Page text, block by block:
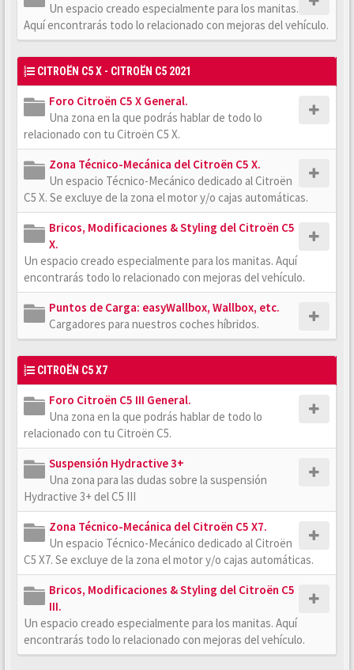
Un espacio creado especialmente para los manitas.
Aquí encontrarás todo lo relacionado con mejoras del vehículo.
CITROËN C5 X - CITROËN C5 2021
Foro Citroën C5 X General.
Una zona en la que podrás hablar de todo lo
relacionado con tu Citroën C5 X.
Zona Técnico-Mecánica del Citroën C5 X.
Un espacio Técnico-Mecánico dedicado al Citroën
C5 X. Se excluye de la zona el motor y/o cajas automáticas.
Bricos, Modificaciones & Styling del Citroën C5
X.
Un espacio creado especialmente para los manitas. Aquí
encontrarás todo lo relacionado con mejoras del vehículo.
Puntos de Carga: easyWallbox, Wallbox, etc.
Cargadores para nuestros coches híbridos.
CITROËN C5 X7
Foro Citroën C5 III General.
Una zona en la que podrás hablar de todo lo
relacionado con tu Citroën C5.
Suspensión Hydractive 3+
Una zona para las dudas sobre la suspensión
Hydractive 3+ del C5 III
Zona Técnico-Mecánica del Citroën C5 X7.
Un espacio Técnico-Mecánico dedicado al Citroën
C5 X7. Se excluye de la zona el motor y/o cajas automáticas.
Bricos, Modificaciones & Styling del Citroën C5
III.
Un espacio creado especialmente para los manitas. Aquí
encontrarás todo lo relacionado con mejoras del vehículo.